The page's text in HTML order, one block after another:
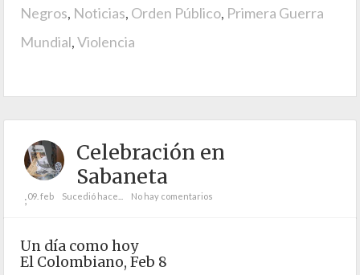
Negros, Noticias, Orden Público, Primera Guerra
Mundial,Violencia
Celebración en
Sabaneta
;09. feb Sucedió hace... No hay comentarios
Un día como hoy
El Colombiano, Feb 8